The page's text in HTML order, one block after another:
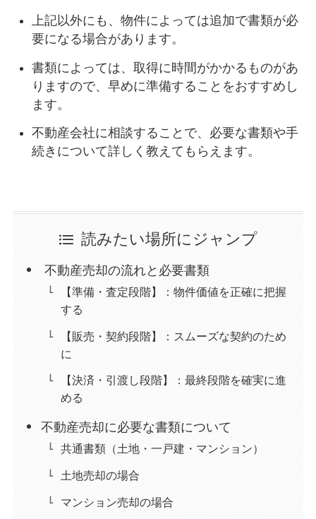
上記以外にも、物件によっては追加で書類が必
要になる場合があります。
書類によっては、取得に時間がかかるものがあ
りますので、早めに準備することをおすすめし
ます。
不動産会社に相談することで、必要な書類や手
続きについて詳しく教えてもらえます。
読みたい場所にジャンプ
不動産売却の流れと必要書類
【準備・査定段階】：物件価値を正確に把握
する
【販売・契約段階】：スムーズな契約のため
に
【決済・引渡し段階】：最終段階を確実に進
める
不動産売却に必要な書類について
共通書類（土地・一戸建・マンション）
土地売却の場合
マンション売却の場合